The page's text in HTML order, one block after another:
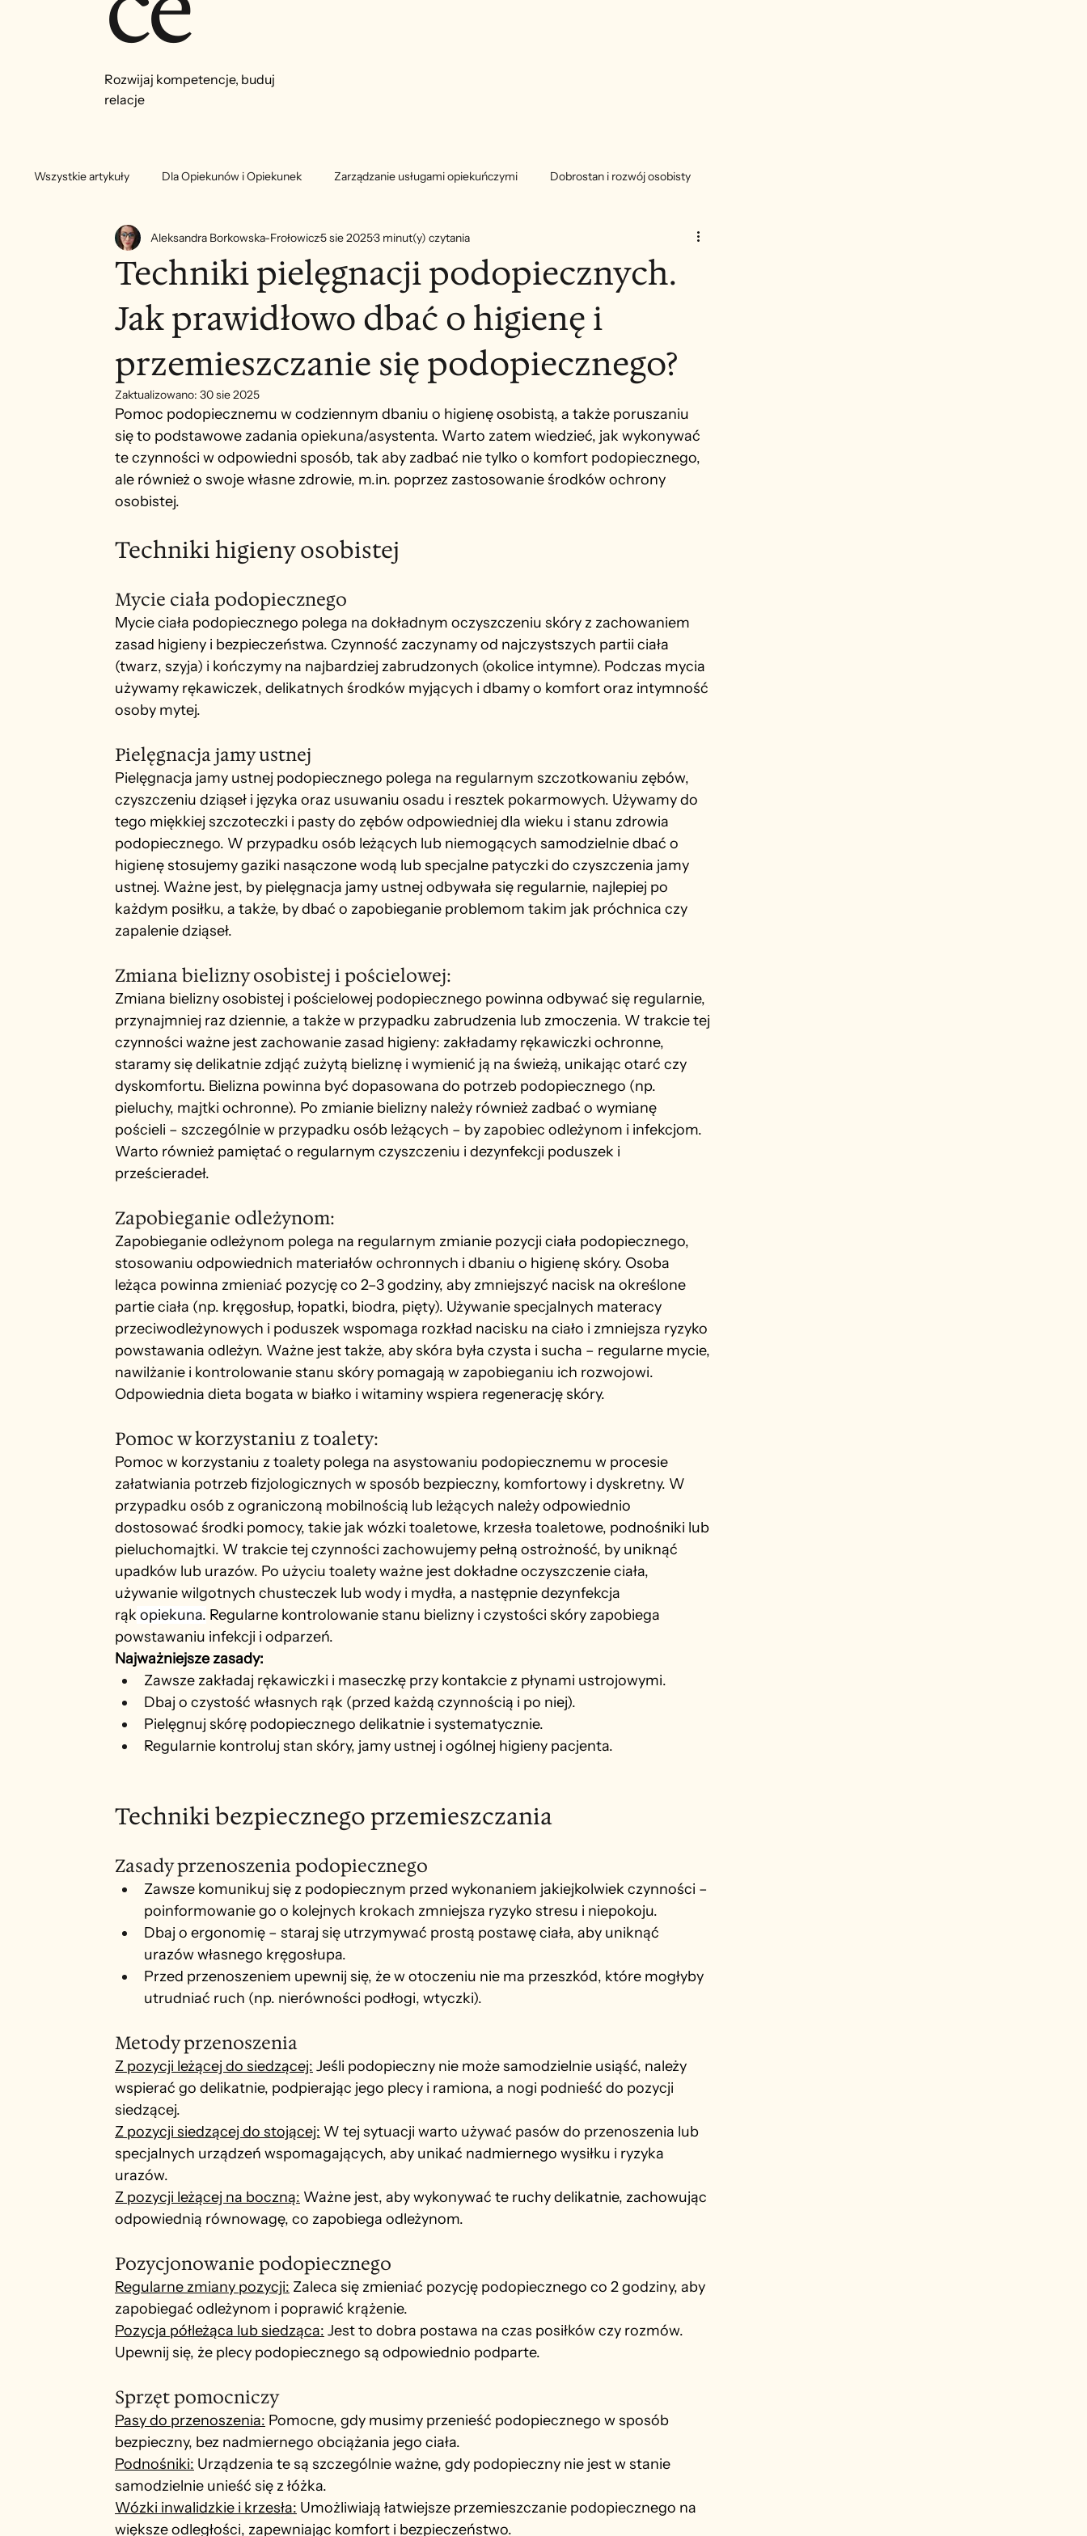
Rozwijaj kompetencje, buduj
relacje
Wszystkie artykuły Dla Opiekunów i Opiekunek Zarządzanie usługami opiekuńczymi Dobrostan i rozwój osobisty
Techniki pielęgnacji podopiecznych.
Jak prawidłowo dbać o higienę i
przemieszczanie się podopiecznego?
Aleksandra Borkowska-Frołowicz5 sie 20253 minut(y) czytania
Zaktualizowano: 30 sie 2025
Pomoc podopiecznemu w codziennym dbaniu o higienę osobistą, a także poruszaniu
się to podstawowe zadania opiekuna/asystenta. Warto zatem wiedzieć, jak wykonywać
te czynności w odpowiedni sposób, tak aby zadbać nie tylko o komfort podopiecznego,
ale również o swoje własne zdrowie, m.in. poprzez zastosowanie środków ochrony
osobistej.
Techniki higieny osobistej
Mycie ciała podopiecznego
Mycie ciała podopiecznego polega na dokładnym oczyszczeniu skóry z zachowaniem
zasad higieny i bezpieczeństwa. Czynność zaczynamy od najczystszych partii ciała
(twarz, szyja) i kończymy na najbardziej zabrudzonych (okolice intymne). Podczas mycia
używamy rękawiczek, delikatnych środków myjących i dbamy o komfort oraz intymność
osoby mytej.
Pielęgnacja jamy ustnej
Pielęgnacja jamy ustnej podopiecznego polega na regularnym szczotkowaniu zębów,
czyszczeniu dziąseł i języka oraz usuwaniu osadu i resztek pokarmowych. Używamy do
tego miękkiej szczoteczki i pasty do zębów odpowiedniej dla wieku i stanu zdrowia
podopiecznego. W przypadku osób leżących lub niemogących samodzielnie dbać o
higienę stosujemy gaziki nasączone wodą lub specjalne patyczki do czyszczenia jamy
ustnej. Ważne jest, by pielęgnacja jamy ustnej odbywała się regularnie, najlepiej po
każdym posiłku, a także, by dbać o zapobieganie problemom takim jak próchnica czy
zapalenie dziąseł.
Zmiana bielizny osobistej i pościelowej:
Zmiana bielizny osobistej i pościelowej podopiecznego powinna odbywać się regularnie,
przynajmniej raz dziennie, a także w przypadku zabrudzenia lub zmoczenia. W trakcie tej
czynności ważne jest zachowanie zasad higieny: zakładamy rękawiczki ochronne,
staramy się delikatnie zdjąć zużytą bieliznę i wymienić ją na świeżą, unikając otarć czy
dyskomfortu. Bielizna powinna być dopasowana do potrzeb podopiecznego (np.
pieluchy, majtki ochronne). Po zmianie bielizny należy również zadbać o wymianę
pościeli – szczególnie w przypadku osób leżących – by zapobiec odleżynom i infekcjom.
Warto również pamiętać o regularnym czyszczeniu i dezynfekcji poduszek i
prześcieradeł.
Zapobieganie odleżynom:
Zapobieganie odleżynom polega na regularnym zmianie pozycji ciała podopiecznego,
stosowaniu odpowiednich materiałów ochronnych i dbaniu o higienę skóry. Osoba
leżąca powinna zmieniać pozycję co 2–3 godziny, aby zmniejszyć nacisk na określone
partie ciała (np. kręgosłup, łopatki, biodra, pięty). Używanie specjalnych materacy
przeciwodleżynowych i poduszek wspomaga rozkład nacisku na ciało i zmniejsza ryzyko
powstawania odleżyn. Ważne jest także, aby skóra była czysta i sucha – regularne mycie,
nawilżanie i kontrolowanie stanu skóry pomagają w zapobieganiu ich rozwojowi.
Odpowiednia dieta bogata w białko i witaminy wspiera regenerację skóry.
Pomoc w korzystaniu z toalety:
Pomoc w korzystaniu z toalety polega na asystowaniu podopiecznemu w procesie
załatwiania potrzeb fizjologicznych w sposób bezpieczny, komfortowy i dyskretny. W
przypadku osób z ograniczoną mobilnością lub leżących należy odpowiednio
dostosować środki pomocy, takie jak wózki toaletowe, krzesła toaletowe, podnośniki lub
pieluchomajtki. W trakcie tej czynności zachowujemy pełną ostrożność, by uniknąć
upadków lub urazów. Po użyciu toalety ważne jest dokładne oczyszczenie ciała,
używanie wilgotnych chusteczek lub wody i mydła, a następnie dezynfekcja
rąk opiekuna. Regularne kontrolowanie stanu bielizny i czystości skóry zapobiega
powstawaniu infekcji i odparzeń.
Najważniejsze zasady:
Zawsze zakładaj rękawiczki i maseczkę przy kontakcie z płynami ustrojowymi.
Dbaj o czystość własnych rąk (przed każdą czynnością i po niej).
Pielęgnuj skórę podopiecznego delikatnie i systematycznie.
Regularnie kontroluj stan skóry, jamy ustnej i ogólnej higieny pacjenta.
Techniki bezpiecznego przemieszczania
Zasady przenoszenia podopiecznego
Zawsze komunikuj się z podopiecznym przed wykonaniem jakiejkolwiek czynności –
poinformowanie go o kolejnych krokach zmniejsza ryzyko stresu i niepokoju.
Dbaj o ergonomię – staraj się utrzymywać prostą postawę ciała, aby uniknąć
urazów własnego kręgosłupa.
Przed przenoszeniem upewnij się, że w otoczeniu nie ma przeszkód, które mogłyby
utrudniać ruch (np. nierówności podłogi, wtyczki).
Metody przenoszenia
Z pozycji leżącej do siedzącej: Jeśli podopieczny nie może samodzielnie usiąść, należy
wspierać go delikatnie, podpierając jego plecy i ramiona, a nogi podnieść do pozycji
siedzącej.
Z pozycji siedzącej do stojącej: W tej sytuacji warto używać pasów do przenoszenia lub
specjalnych urządzeń wspomagających, aby unikać nadmiernego wysiłku i ryzyka
urazów.
Z pozycji leżącej na boczną: Ważne jest, aby wykonywać te ruchy delikatnie, zachowując
odpowiednią równowagę, co zapobiega odleżynom.
Pozycjonowanie podopiecznego
Regularne zmiany pozycji: Zaleca się zmieniać pozycję podopiecznego co 2 godziny, aby
zapobiegać odleżynom i poprawić krążenie.
Pozycja półleżąca lub siedząca: Jest to dobra postawa na czas posiłków czy rozmów.
Upewnij się, że plecy podopiecznego są odpowiednio podparte.
Sprzęt pomocniczy
Pasy do przenoszenia: Pomocne, gdy musimy przenieść podopiecznego w sposób
bezpieczny, bez nadmiernego obciążania jego ciała.
Podnośniki: Urządzenia te są szczególnie ważne, gdy podopieczny nie jest w stanie
samodzielnie unieść się z łóżka.
Wózki inwalidzkie i krzesła: Umożliwiają łatwiejsze przemieszczanie podopiecznego na
większe odległości, zapewniając komfort i bezpieczeństwo.